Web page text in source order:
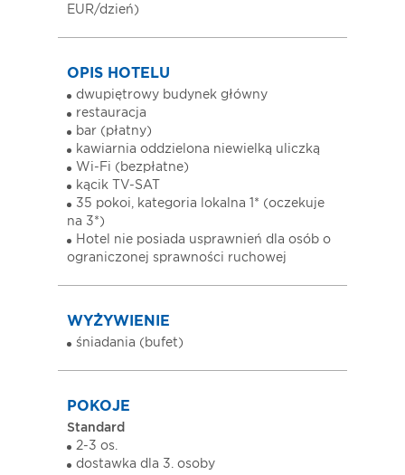
EUR/dzień)
OPIS HOTELU
dwupiętrowy budynek główny
restauracja
bar (płatny)
kawiarnia oddzielona niewielką uliczką
Wi-Fi (bezpłatne)
kącik TV-SAT
35 pokoi, kategoria lokalna 1* (oczekuje
na 3*)
Hotel nie posiada usprawnień dla osób o
ograniczonej sprawności ruchowej
WYŻYWIENIE
śniadania (bufet)
POKOJE
Standard
2-3 os.
dostawka dla 3. osoby